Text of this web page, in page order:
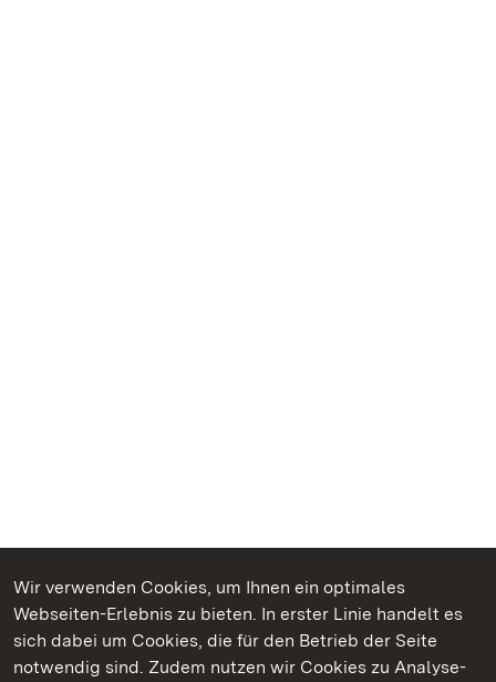
Wir verwenden Cookies, um Ihnen ein optimales
Webseiten-Erlebnis zu bieten. In erster Linie handelt es
sich dabei um Cookies, die für den Betrieb der Seite
notwendig sind. Zudem nutzen wir Cookies zu Analyse-
Kommen. Staunen. Genießen.